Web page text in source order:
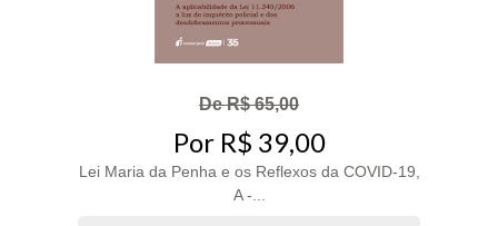
De R$ 65,00
Por R$ 39,00
Lei Maria da Penha e os Reflexos da COVID-19,
A -...